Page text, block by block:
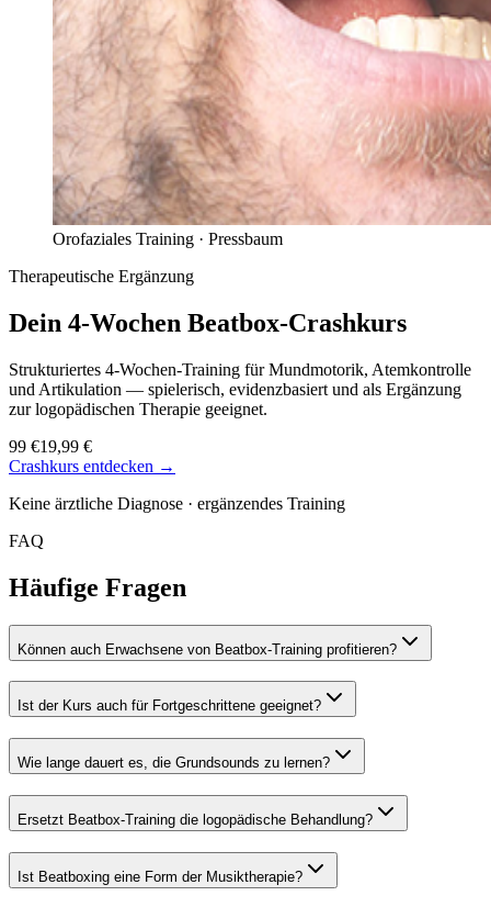
Orofaziales Training · Pressbaum
Therapeutische Ergänzung
Dein 4-Wochen Beatbox-Crashkurs
Strukturiertes 4-Wochen-Training für Mundmotorik, Atemkontrolle
und Artikulation — spielerisch, evidenzbasiert und als Ergänzung
zur logopädischen Therapie geeignet.
99 €19,99 €
Crashkurs entdecken →
Keine ärztliche Diagnose · ergänzendes Training
FAQ
Häufige Fragen
Können auch Erwachsene von Beatbox-Training profitieren?
Ist der Kurs auch für Fortgeschrittene geeignet?
Wie lange dauert es, die Grundsounds zu lernen?
Ersetzt Beatbox-Training die logopädische Behandlung?
Ist Beatboxing eine Form der Musiktherapie?